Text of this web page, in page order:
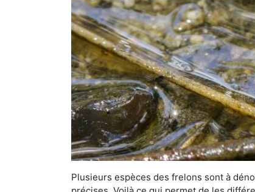
Plusieurs espèces des frelons sont à